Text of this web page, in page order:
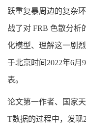
跃重复暴周边的复杂
战了对 FRB 色散分析
化模型、理解这一剧
于北京时间2022年6
表。
论文第一作者、国家
T数据的过程中，发现